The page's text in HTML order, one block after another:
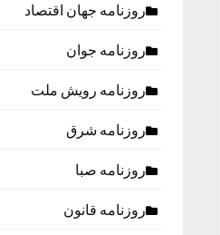
روزنامه جهان اقتصاد
روزنامه جوان
روزنامه رویش ملت
روزنامه شرق
روزنامه صبا
روزنامه قانون